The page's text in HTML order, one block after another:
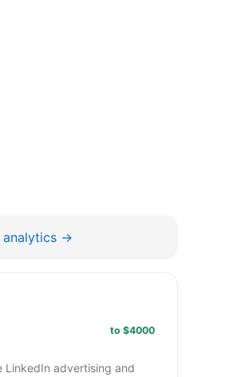
analytics →
to $4000